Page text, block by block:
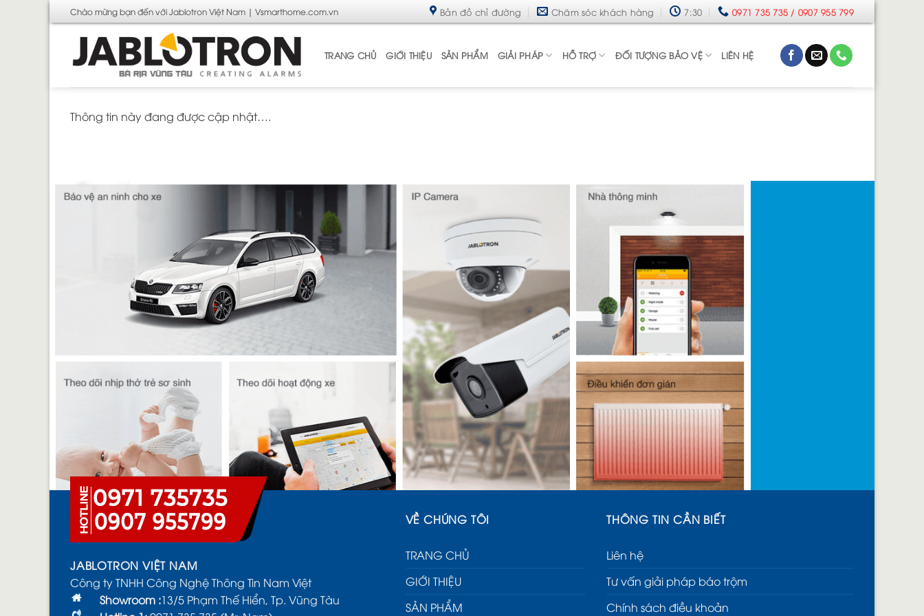
Bỏ
qua
dung
Chào mừng bạn đến với Jablotron Việt Nam | Vsmarthome.com.vn Bản đồ chỉ đường Chăm sóc khách hàng 7:30 0971 735 735 / 0907 955 799
TRANG CHỦ GIỚI THIỆU SẢN PHẨM GIẢI PHÁP HỖ TRỢ ĐỐI TƯỢNG BẢO VỆ LIÊN HỆ
Thông tin này đang được cập nhật….
JABLOTRON VIỆT NAM
Công ty TNHH Công Nghệ Thông Tin Nam Việt
Showroom :13/5 Phạm Thế Hiển, Tp. Vũng Tàu
VỀ CHÚNG TÔI
TRANG CHỦ
GIỚI THIỆU
SẢN PHẨM
THÔNG TIN CẦN BIẾT
Liên hệ
Tư vấn giải pháp báo trộm
Chính sách điều khoản